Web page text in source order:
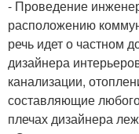
- Проведение
расположению
речь идет о частном
дизайнера
канализации,
составляющие
плечах дизайнера